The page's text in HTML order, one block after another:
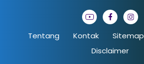
Tentang Kontak Sitemap
Disclaimer